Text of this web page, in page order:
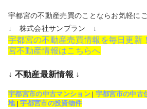
宇都宮の不動産売買のことならお気軽に
↓ 株式会社サンプラン ↓
宇都宮の不動産売買情報を毎日更
宮不動産情報はこちらへ
↓ 不動産最新情報 ↓
宇都宮市の中古マンション| 宇都宮市の中古
地|宇都宮市の投資物件